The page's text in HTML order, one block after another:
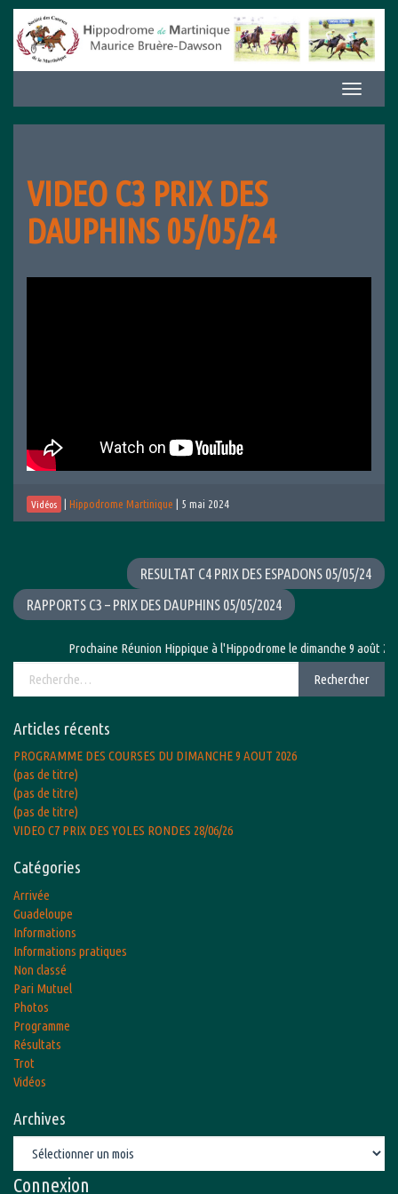
Aller
contenu
Afficher/
la
VIDEO C3 PRIX DES
DAUPHINS 05/05/24
Vidéos Hippodrome Martinique 5 mai 2024
RESULTAT C4 PRIX DES ESPADONS 05/05/24
RAPPORTS C3 – PRIX DES DAUPHINS 05/05/2024
Prochaine Réunion Hippique à l'Hippodrome le dimanche 9 août
Rechercher
Articles récents
PROGRAMME DES COURSES DU DIMANCHE 9 AOUT 2026
(pas de titre)
(pas de titre)
(pas de titre)
VIDEO C7 PRIX DES YOLES RONDES 28/06/26
Catégories
Arrivée
Guadeloupe
Informations
Informations pratiques
Non classé
Pari Mutuel
Photos
Programme
Résultats
Trot
Vidéos
Archives
Connexion